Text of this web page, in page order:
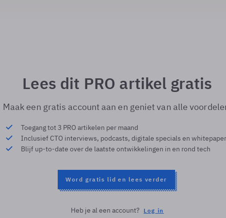
Lees dit PRO artikel gratis
Maak een gratis account aan en geniet van alle
Toegang tot 3 PRO artikelen per maand
Inclusief CTO interviews, podcasts, digitale specials en
Blijf up-to-date over de laatste ontwikkelingen in en rond tech
Word gratis lid en lees verder
Heb je al een account? Log in